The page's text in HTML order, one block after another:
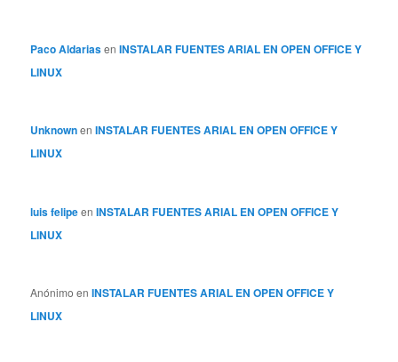
Paco AldariasenINSTALAR FUENTES ARIAL EN OPEN OFFICE Y
LINUX
UnknownenINSTALAR FUENTES ARIAL EN OPEN OFFICE Y
LINUX
luis felipeenINSTALAR FUENTES ARIAL EN OPEN OFFICE Y
LINUX
Anónimo enINSTALAR FUENTES ARIAL EN OPEN OFFICE Y
LINUX